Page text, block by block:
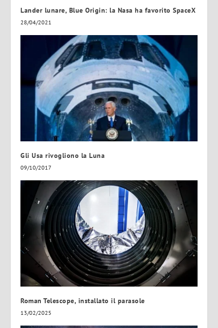
Lander lunare, Blue Origin: la Nasa ha favorito SpaceX
28/04/2021
Gli Usa rivogliono la Luna
09/10/2017
Roman Telescope, installato il parasole
13/02/2025